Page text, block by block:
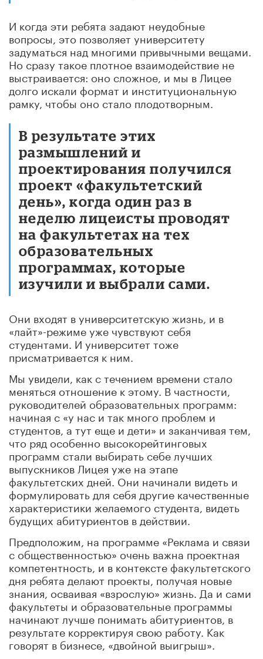
И когда эти ребята задают неудобные
вопросы, это позволяет университету
задуматься над многими привычными вещами.
Но сразу такое плотное взаимодействие не
выстраивается: оно сложное, и мы в Лицее
долго искали формат и институциональную
рамку, чтобы оно стало плодотворным.
В результате этих
размышлений и
проектирования получился
проект «факультетский
день», когда один раз в
неделю лицеисты проводят
на факультетах на тех
образовательных
программах, которые
изучили и выбрали сами.
Они входят в университетскую жизнь, и в
«лайт»-режиме уже чувствуют себя
студентами. И университет тоже
присматривается к ним.
Мы увидели, как с течением времени стало
меняться отношение к этому. В частности,
руководителей образовательных программ:
начиная с «у нас и так много проблем и
студентов, а тут еще и дети» и заканчивая тем,
что ряд особенно высокорейтинговых
программ стали выбирать себе лучших
выпускников Лицея уже на этапе
факультетских дней. Они начинали видеть и
формулировать для себя другие качественные
характеристики желаемого студента, видеть
будущих абитуриентов в действии.
Предположим, на программе «Реклама и связи
с общественностью» очень важна проектная
компетентность, и в контексте факультетского
дня ребята делают проекты, получая новые
знания, осваивая «взрослую» жизнь. Да и сами
факультеты и образовательные программы
начинают лучше понимать абитуриентов, в
результате корректируя свою работу. Как
говорят в бизнесе, «двойной выигрыш».